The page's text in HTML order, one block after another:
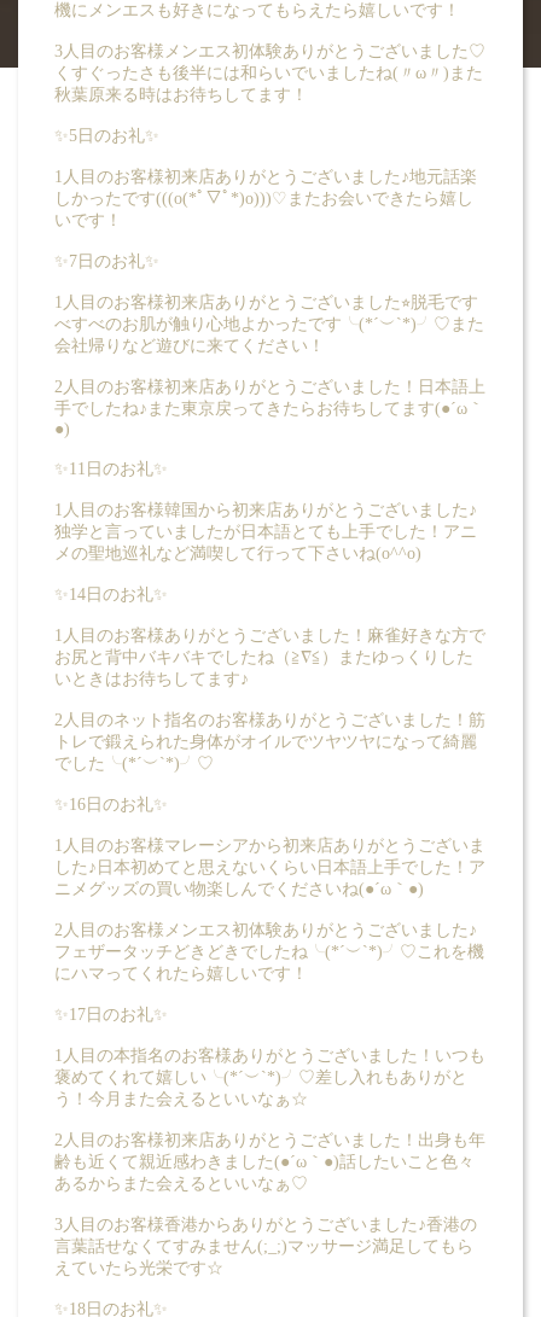
機にメンエスも好きになってもらえたら嬉しいです！
3人目のお客様メンエス初体験ありがとうございました♡
くすぐったさも後半には和らいでいましたね(〃ω〃)また
秋葉原来る時はお待ちしてます！
✨5日のお礼✨
1人目のお客様初来店ありがとうございました♪地元話楽
しかったです(((o(*ﾟ▽ﾟ*)o)))♡またお会いできたら嬉し
いです！
✨7日のお礼✨
1人目のお客様初来店ありがとうございました⭐︎脱毛です
べすべのお肌が触り心地よかったです╰(*´︶`*)╯♡また
会社帰りなど遊びに来てください！
2人目のお客様初来店ありがとうございました！日本語上
手でしたね♪また東京戻ってきたらお待ちしてます(●´ω｀
●)
✨11日のお礼✨
1人目のお客様韓国から初来店ありがとうございました♪
独学と言っていましたが日本語とても上手でした！アニ
メの聖地巡礼など満喫して行って下さいね(o^^o)
✨14日のお礼✨
1人目のお客様ありがとうございました！麻雀好きな方で
お尻と背中バキバキでしたね（≧∇≦）またゆっくりした
いときはお待ちしてます♪
2人目のネット指名のお客様ありがとうございました！筋
トレで鍛えられた身体がオイルでツヤツヤになって綺麗
でした╰(*´︶`*)╯♡
✨16日のお礼✨
1人目のお客様マレーシアから初来店ありがとうございま
した♪日本初めてと思えないくらい日本語上手でした！ア
ニメグッズの買い物楽しんでくださいね(●´ω｀●)
2人目のお客様メンエス初体験ありがとうございました♪
フェザータッチどきどきでしたね╰(*´︶`*)╯♡これを機
にハマってくれたら嬉しいです！
✨17日のお礼✨
1人目の本指名のお客様ありがとうございました！いつも
褒めてくれて嬉しい╰(*´︶`*)╯♡差し入れもありがと
う！今月また会えるといいなぁ☆
2人目のお客様初来店ありがとうございました！出身も年
齢も近くて親近感わきました(●´ω｀●)話したいこと色々
あるからまた会えるといいなぁ♡
3人目のお客様香港からありがとうございました♪香港の
言葉話せなくてすみません(;_;)マッサージ満足してもら
えていたら光栄です☆
✨18日のお礼✨